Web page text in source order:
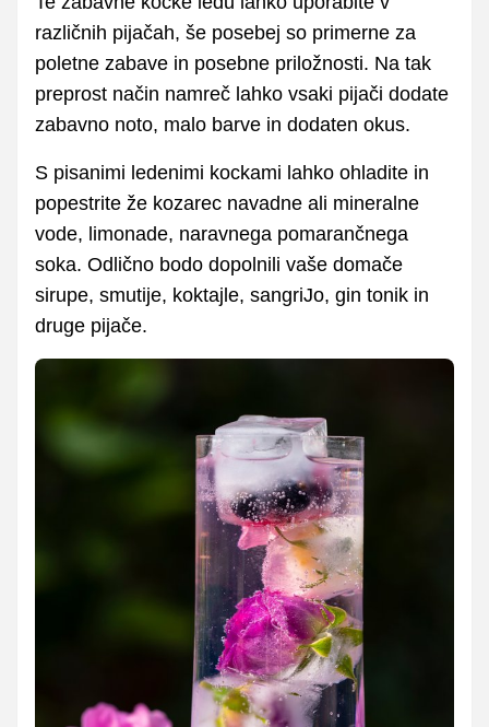
različnih pijačah, še posebej so primerne za
poletne zabave in posebne priložnosti. Na tak
preprost način namreč lahko vsaki pijači dodate
zabavno noto, malo barve in dodaten okus.
S pisanimi ledenimi kockami lahko ohladite in
popestrite že kozarec navadne ali mineralne
vode, limonade, naravnega pomarančnega
soka. Odlično bodo dopolnili vaše domače
sirupe, smutije, koktajle, sangriJo, gin tonik in
druge pijače.